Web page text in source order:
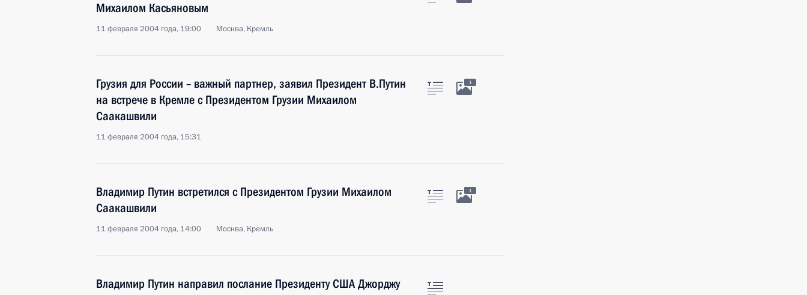
Михаилом Касьяновым
11 февраля 2004 года, 19:00 Москва, Кремль
Грузия для России – важный партнер, заявил Президент В.Путин
на встрече в Кремле с Президентом Грузии Михаилом
Саакашвили
11 февраля 2004 года, 15:31
1
Владимир Путин встретился с Президентом Грузии Михаилом
Саакашвили
11 февраля 2004 года, 14:00 Москва, Кремль
1
Владимир Путин направил послание Президенту США Джорджу